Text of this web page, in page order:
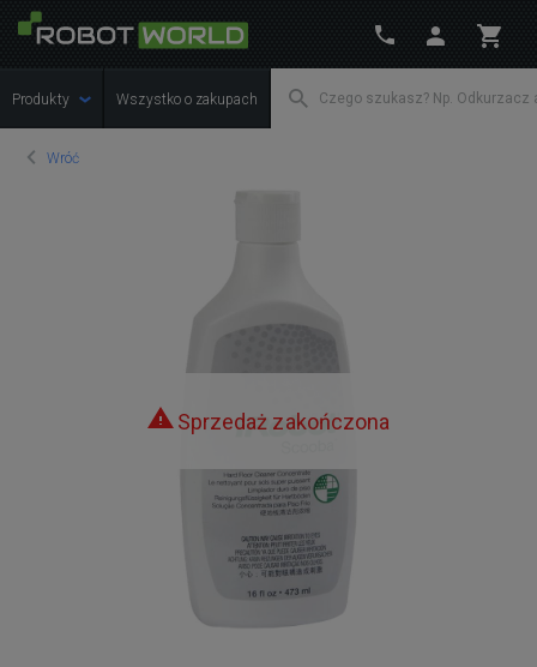
Produkty Wszystko o zakupach
Wróć
Sprzedaż zakończona